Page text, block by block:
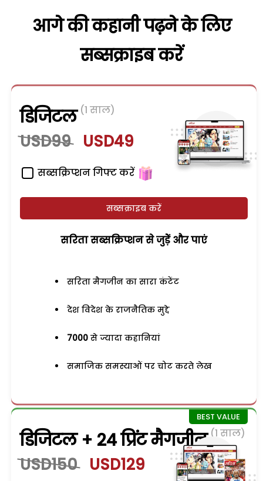
आगे की कहानी पढ़ने के लिए
सब्सक्राइब करें
डिजिटल (1 साल)
USD99 USD49
सब्सक्रिप्शन गिफ्ट करें
सब्सक्राइब करें
सरिता सब्सक्रिप्शन से जुड़ेें और पाएं
सरिता मैगजीन का सारा कंटेंट
देश विदेश के राजनैतिक मुद्दे
7000 से ज्यादा कहानियां
समाजिक समस्याओं पर चोट करते लेख
डिजिटल + 24 प्रिंट मैगजीन (1 साल)
USD150 USD129